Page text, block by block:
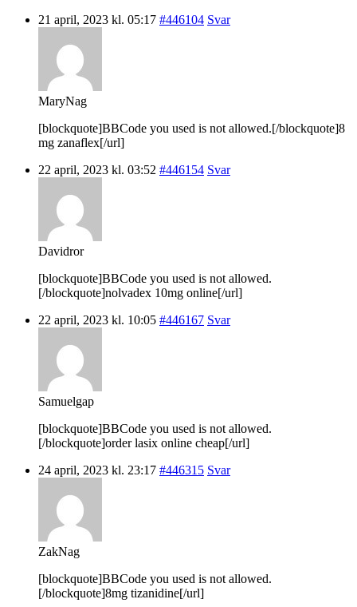
21 april, 2023 kl. 05:17 #446104 Svar
MaryNag
[blockquote]BBCode you used is not allowed.[/blockquote]8
mg zanaflex[/url]
22 april, 2023 kl. 03:52 #446154 Svar
Davidror
[blockquote]BBCode you used is not allowed.
[/blockquote]nolvadex 10mg online[/url]
22 april, 2023 kl. 10:05 #446167 Svar
Samuelgap
[blockquote]BBCode you used is not allowed.
[/blockquote]order lasix online cheap[/url]
24 april, 2023 kl. 23:17 #446315 Svar
ZakNag
[blockquote]BBCode you used is not allowed.
[/blockquote]8mg tizanidine[/url]